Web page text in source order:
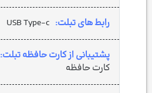
رابط‎ های تبلت: USB Type-c
پشتیبانی از کارت حافظه تبلت:
کارت حافظه